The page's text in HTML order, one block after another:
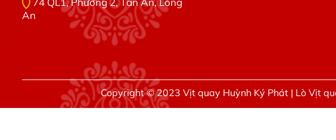
An
Copyright © 2023 Vịt quay Huỳnh Ký Phát | Lò Vịt